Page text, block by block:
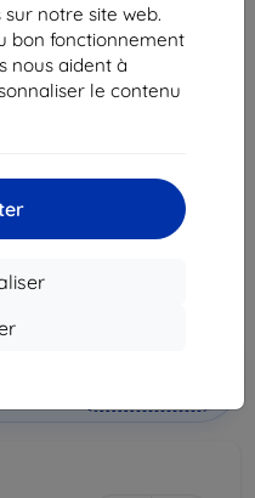
sur notre site web.
bon fonctionnement
nous aident à
le contenu
Note 4 3220 mAh
4